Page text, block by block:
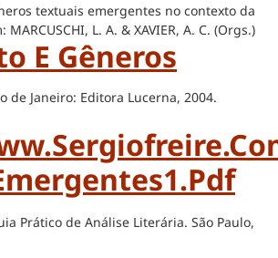
textuais emergentes no contexto da
L. A. & XAVIER, A. C. (Orgs.)
E Gêneros
de Janeiro: Editora Lucerna, 2004.
Prático de Análise Literária. São Paulo,